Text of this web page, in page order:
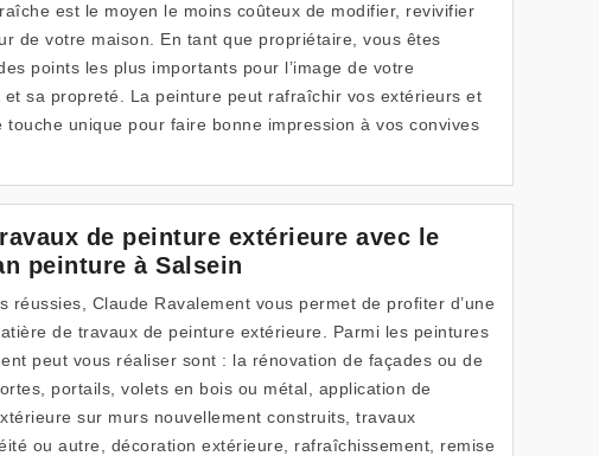
est le moyen le moins coûteux de modifier, revivifier
de votre maison. En tant que propriétaire, vous êtes
points les plus importants pour l’image de votre
et sa propreté. La peinture peut rafraîchir vos extérieurs et
touche unique pour faire bonne impression à vos convives
de peinture extérieure avec le
peinture à Salsein
réussies, Claude Ravalement vous permet de profiter d’une
de travaux de peinture extérieure. Parmi les peintures
peut vous réaliser sont : la rénovation de façades ou de
portails, volets en bois ou métal, application de
sur murs nouvellement construits, travaux
ou autre, décoration extérieure, rafraîchissement, remise